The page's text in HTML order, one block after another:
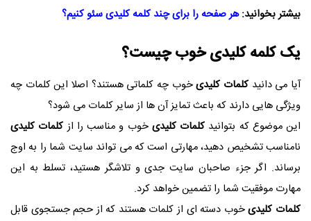
بیشتر بخوانید: هر صفحه را برای چند کلمه کلیدی سئو کنیم؟
یک کلمه کلیدی خوب چیست؟
آیا می دانید کلمات کلیدیخوب چه کلماتی هستند؟ اصلا این کلمات چه
ویژگی هایی دارند که باعث تمایز آن ها از سایر کلمات می شود؟
این موضوع که بتوانید کلمات کلیدی خوب و مناسب را از کلمات کلیدی
نامناسب تشخیص دهید، مهارتی است که می تواند سایت شما را به اوج
برساند. اگر جزء صاحبان سایت جدی و تلاشگر هستید، تسلط به این
مهارت موفقیت شما را تضمین خواهد کرد.
کلمات کلیدیخوب دسته ای از کلمات هستند که از حجم جستجوی قابل